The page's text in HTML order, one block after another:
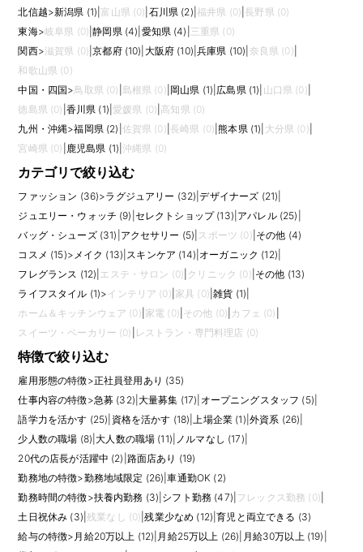
すくなります。 また、求人ごとに求められる経験や裁量は異なるため、仕
事内容、評価軸、研修、将来のキャリアパス、チーム体制まで確認して比
較しましょう。
北信越>新潟県 (1) |富山県 (0) 石川県 (2) 福井県 (0) 長野県 (0)
東海>岐阜県 (0) |静岡県 (4) 愛知県 (4) 三重県 (0)
関西>滋賀県 (0) |京都府 (10) 大阪府 (10) |兵庫県 (10) 奈良県 (0)
和歌山県 (0)
中国・四国>鳥取県 (0) 島根県 (0) 岡山県 (1) 広島県 (1) 山口県 (0)
徳島県 (0) 香川県 (1) 愛媛県 (0) 高知県 (0)
九州・沖縄>福岡県 (2) 佐賀県 (0) 長崎県 (0) |熊本県 (1) 大分県 (0)
宮崎県 (0) 鹿児島県 (1) |沖縄県 (0)
カテゴリで絞り込む
ファッション (36)>ラグジュアリー (32) |デザイナーズ (21)
ジュエリー・ウォッチ (9) セレクトショップ (13) アパレル (25)
バッグ・シューズ (31) アクセサリー (5) スポーツ (0) その他 (4)
コスメ (15)> メイク (13) スキンケア (14) オーガニック (12)
フレグランス (12) エステ・サロン (0) クリニック (0) その他 (13)
ライフスタイル (1)> インテリア (0) 家具 (0) |雑貨 (1)
ホーム＆キッチンウェア (0) 家電 (0) その他 (0) カフェ (0)
スイーツ・ベーカリー (0) レストラン・専門料理店 (0)
特徴で絞り込む
雇用形態の特徴>正社員登用あり (35)
仕事内容の特徴>急募 (32) 大量募集 (17) オープニングスタッフ (5)
語学力を活かす (25) 資格を活かす (18) |上場企業 (1) 外資系 (26)
少人数の職場 (8) |大人数の職場 (11) ノルマなし (17)
20代の店長が活躍中 (2) 路面店あり (19)
勤務地の特徴>勤務地域限定 (26) |車通勤OK (2)
勤務時間の特徴>扶養内勤務 (3) シフト勤務 (47) フレックス勤務 (0)
土日祝休み (3) |残業なし (0) |残業少なめ (12) |育児と両立できる (3)
給与の特徴> 月給20万以上 (12) 月給25万以上 (26) 月給30万以上 (19)